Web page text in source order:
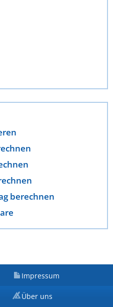
berechnen
Impressum
Über uns